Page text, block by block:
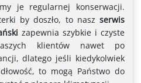
je regularnej konserwacji.
by doszło, to nasz serwis
zapewnia szybkie i czyste
klientów nawet po
dlatego jeśli kiedykolwiek
to mogą Państwo do